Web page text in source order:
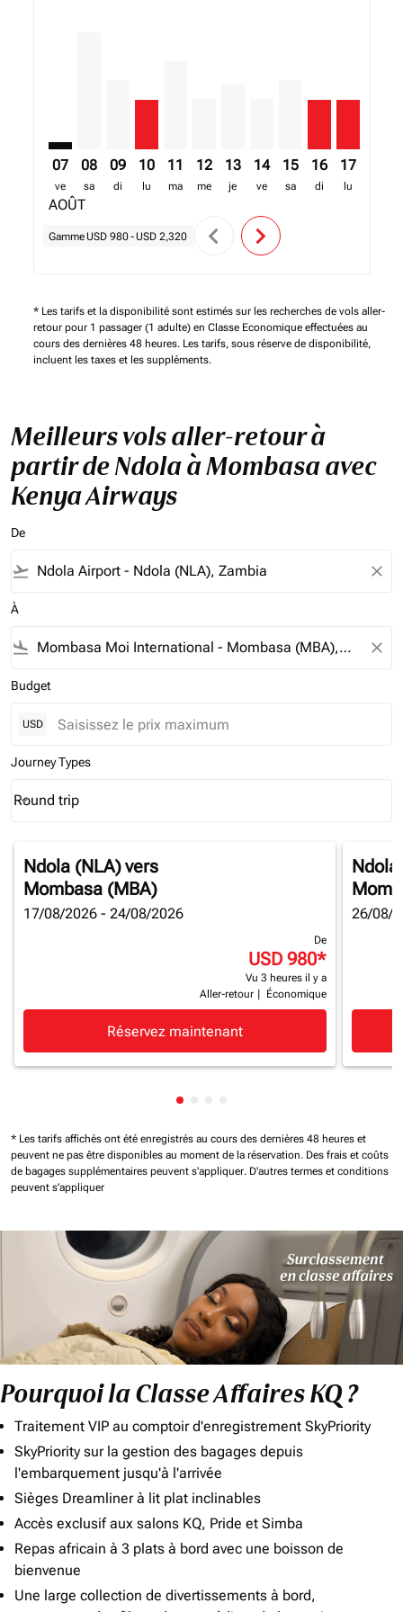
07
ve
AOÛT
08
sa
09
di
10
lu
11
ma
12
me
13
je
14
ve
15
sa
16
di
17
lu
Gamme USD 980- USD 2,320 chevron_left chevron_right
* Les tarifs et la disponibilité sont estimés sur les recherches de vols aller-
retour pour 1 passager (1 adulte) en Classe Economique effectuées au
cours des dernières 48 heures. Les tarifs, sous réserve de disponibilité,
incluent les taxes et les suppléments.
Meilleurs vols aller-retour à
partir de Ndola à Mombasa avec
Kenya Airways
De
flight_takeoff close
À
flight_land close
Budget
USD
Journey Types
Journey Types option Round trip Selected
Round trip
keyboard_arrow_down
Ndola (NLA)vers
Mombasa (MBA)
17/08/2026 - 24/08/2026
De
USD 980*
Vu 3 heures il y a
Aller-retour
Économique
Réservez maintenant
26/08/
Affichage de cmp-pagination-
* Les tarifs affichés ont été enregistrés au cours des dernières 48 heures et
peuvent ne pas être disponibles au moment de la réservation. Des frais et coûts
de bagages supplémentaires peuvent s'appliquer. D'autres termes et conditions
peuvent s'appliquer
Pourquoi la Classe Affaires KQ ?
Traitement VIP au comptoir d'enregistrement SkyPriority
SkyPriority sur la gestion des bagages depuis
l'embarquement jusqu'à l'arrivée
Sièges Dreamliner à lit plat inclinables
Accès exclusif aux salons KQ, Pride et Simba
Repas africain à 3 plats à bord avec une boisson de
bienvenue
Une large collection de divertissements à bord,